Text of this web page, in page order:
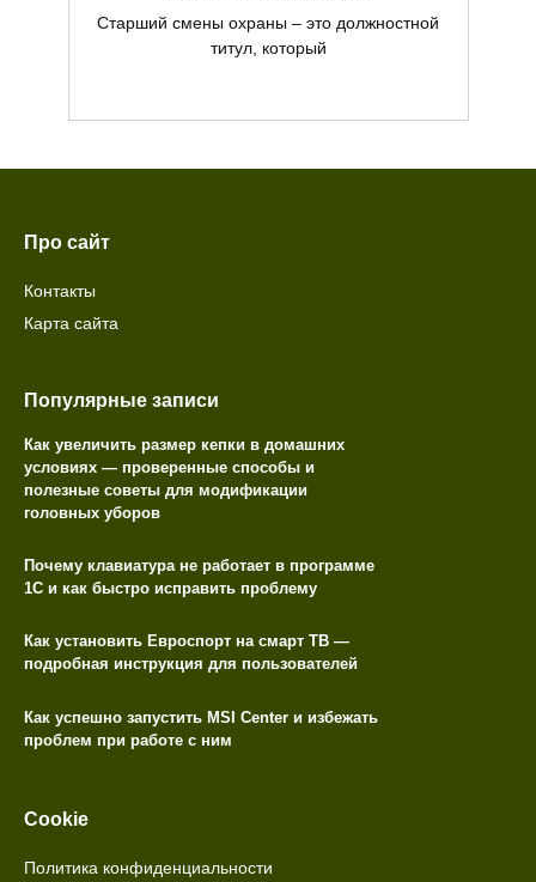
Старший смены охраны – это должностной
титул, который
Про сайт
Контакты
Карта сайта
Популярные записи
Как увеличить размер кепки в домашних
условиях — проверенные способы и
полезные советы для модификации
головных уборов
Почему клавиатура не работает в программе
1С и как быстро исправить проблему
Как установить Евроспорт на смарт ТВ —
подробная инструкция для пользователей
Как успешно запустить MSI Center и избежать
проблем при работе с ним
Cookie
Политика конфиденциальности